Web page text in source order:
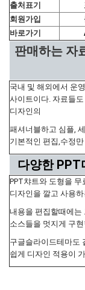
출처표기
회원가입
바로가기
판매하는 자
국내 및 해외에서 운
사이트이다. 자료들
디자인의
패셔너블하고 심플,
기본적인 편집,수정
다양한 PPT
PPT챠트와 도형을
디자인을 깔고 사용
내용을 편집할때에는
소스들을 멋지게 구
구글슬라이드테마도
쉽게 디자인 적용이